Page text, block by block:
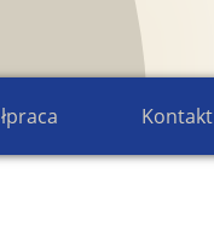
Kontakt